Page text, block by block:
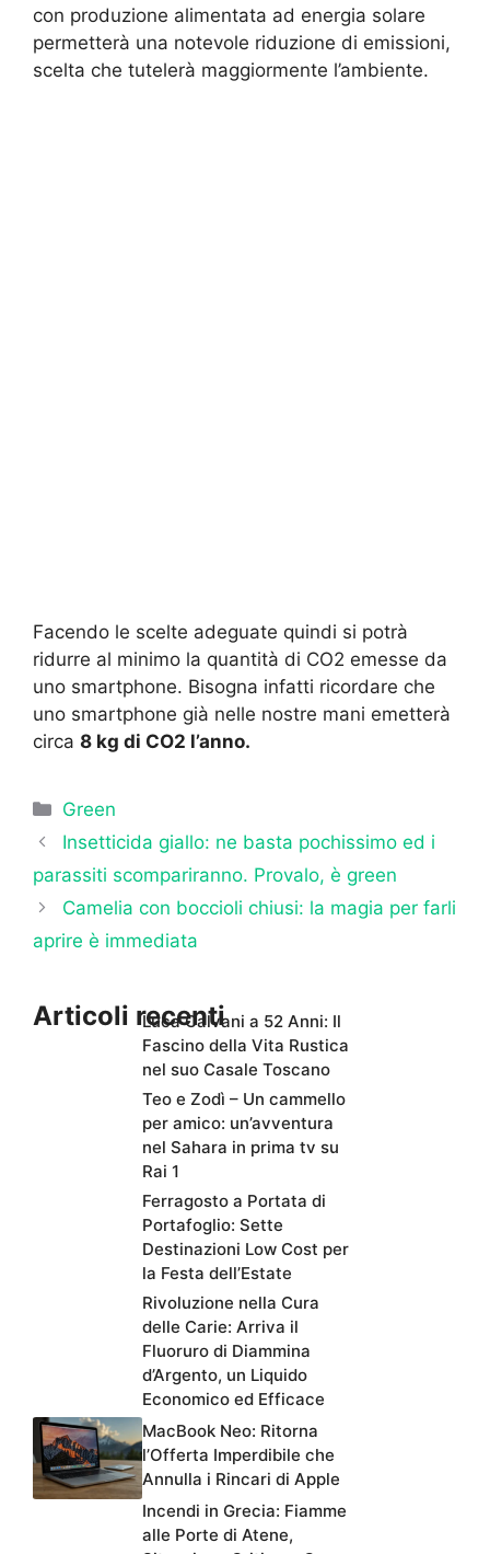
con produzione alimentata ad energia solare
permetterà una notevole riduzione di emissioni,
scelta che tutelerà maggiormente l’ambiente.
Facendo le scelte adeguate quindi si potrà
ridurre al minimo la quantità di CO2 emesse da
uno smartphone. Bisogna infatti ricordare che
uno smartphone già nelle nostre mani emetterà
circa 8 kg di CO2 l’anno.
Categorie
Green
Insetticida giallo: ne basta pochissimo ed i
parassiti scompariranno. Provalo, è green
Camelia con boccioli chiusi: la magia per farli
aprire è immediata
Articoli recentiLuca Calvani a 52 Anni: Il
Fascino della Vita Rustica
nel suo Casale Toscano
Teo e Zodì – Un cammello
per amico: un’avventura
nel Sahara in prima tv su
Rai 1
Ferragosto a Portata di
Portafoglio: Sette
Destinazioni Low Cost per
la Festa dell’Estate
Rivoluzione nella Cura
delle Carie: Arriva il
Fluoruro di Diammina
d’Argento, un Liquido
Economico ed Efficace
MacBook Neo: Ritorna
l’Offerta Imperdibile che
Annulla i Rincari di Apple
Incendi in Grecia: Fiamme
alle Porte di Atene,